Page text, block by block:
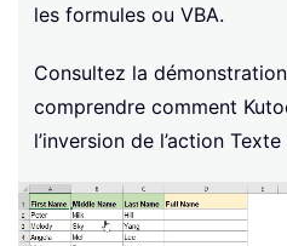
les formules ou VBA.
Consultez la
comprendre comment
l’inversion de l’action